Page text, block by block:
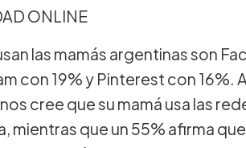
ONLINE
las mamás argentinas son
con 19% y Pinterest con 16%.
cree que su mamá usa las
mientras que un 55% afirma